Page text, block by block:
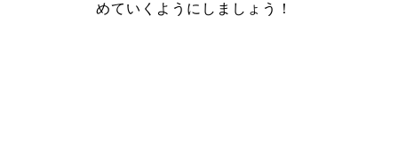
めていくようにしましょう！